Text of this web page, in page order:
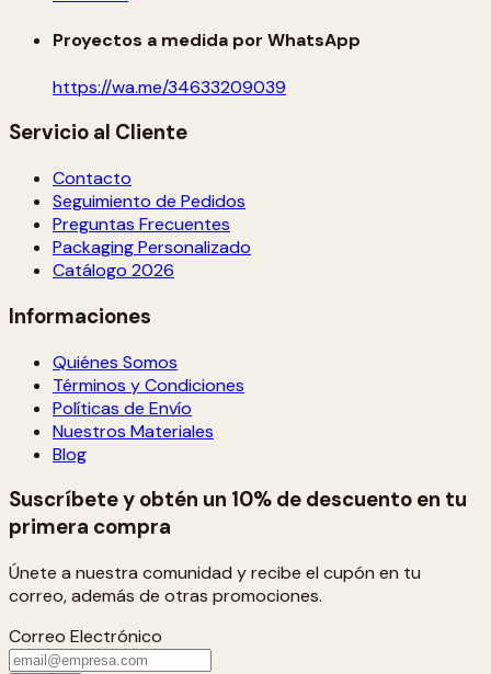
Proyectos a medida por WhatsApp
https://wa.me/34633209039
Servicio al Cliente
Contacto
Seguimiento de Pedidos
Preguntas Frecuentes
Packaging Personalizado
Catálogo 2026
Informaciones
Quiénes Somos
Términos y Condiciones
Políticas de Envío
Nuestros Materiales
Blog
Suscríbete y obtén un 10% de descuento en tu
primera compra
Únete a nuestra comunidad y recibe el cupón en tu
correo, además de otras promociones.
Correo Electrónico